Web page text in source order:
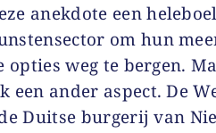
anekdote een
om hun
weg te bergen.
een ander aspect. De
Duitse burgerij van